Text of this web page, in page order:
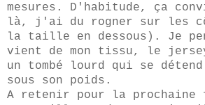
mesures. D'habitude, ça
là, j'ai du rogner sur les
la taille en dessous). Je
vient de mon tissu, le
un tombé lourd qui se
sous son poids.
A retenir pour la prochaine